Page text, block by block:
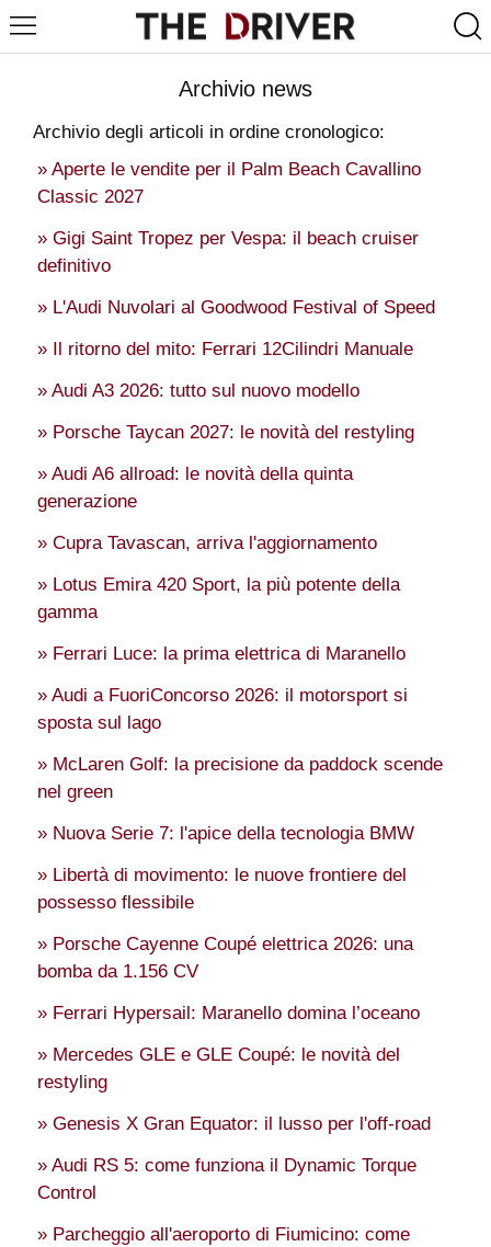
Archivio news
Archivio degli articoli in ordine cronologico:
» Aperte le vendite per il Palm Beach Cavallino
Classic 2027
» Gigi Saint Tropez per Vespa: il beach cruiser
definitivo
» L'Audi Nuvolari al Goodwood Festival of Speed
» Il ritorno del mito: Ferrari 12Cilindri Manuale
» Audi A3 2026: tutto sul nuovo modello
» Porsche Taycan 2027: le novità del restyling
» Audi A6 allroad: le novità della quinta
generazione
» Cupra Tavascan, arriva l'aggiornamento
» Lotus Emira 420 Sport, la più potente della
gamma
» Ferrari Luce: la prima elettrica di Maranello
» Audi a FuoriConcorso 2026: il motorsport si
sposta sul lago
» McLaren Golf: la precisione da paddock scende
nel green
» Nuova Serie 7: l'apice della tecnologia BMW
» Libertà di movimento: le nuove frontiere del
possesso flessibile
» Porsche Cayenne Coupé elettrica 2026: una
bomba da 1.156 CV
» Ferrari Hypersail: Maranello domina l’oceano
» Mercedes GLE e GLE Coupé: le novità del
restyling
» Genesis X Gran Equator: il lusso per l'off-road
» Audi RS 5: come funziona il Dynamic Torque
Control
» Parcheggio all'aeroporto di Fiumicino: come